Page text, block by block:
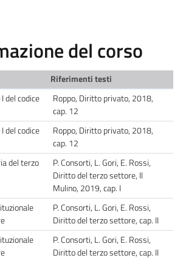
del corso
Riferimenti testi
del codice
Roppo, Diritto privato, 2018,
cap. 12
del codice
Roppo, Diritto privato, 2018,
cap. 12
del terzo
P. Consorti, L. Gori, E. Rossi,
Diritto del terzo settore, Il
Mulino, 2019, cap. I
P. Consorti, L. Gori, E. Rossi,
Diritto del terzo settore, cap. II
P. Consorti, L. Gori, E. Rossi,
Diritto del terzo settore, cap. II